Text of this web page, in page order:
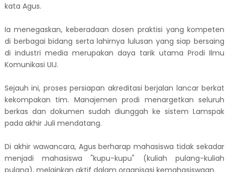
kata Agus.
​Ia menegaskan, keberadaan dosen praktisi yang kompeten
di berbagai bidang serta lahirnya lulusan yang siap bersaing
di industri media merupakan daya tarik utama Prodi Ilmu
Komunikasi UIJ.
​Sejauh ini, proses persiapan akreditasi berjalan lancar berkat
kekompakan tim. Manajemen prodi menargetkan seluruh
berkas dan dokumen sudah diunggah ke sistem Lamspak
pada akhir Juli mendatang.
​Di akhir wawancara, Agus berharap mahasiswa tidak sekadar
menjadi mahasiswa "kupu-kupu" (kuliah pulang-kuliah
pulang), melainkan aktif dalam organisasi kemahasiswaan.